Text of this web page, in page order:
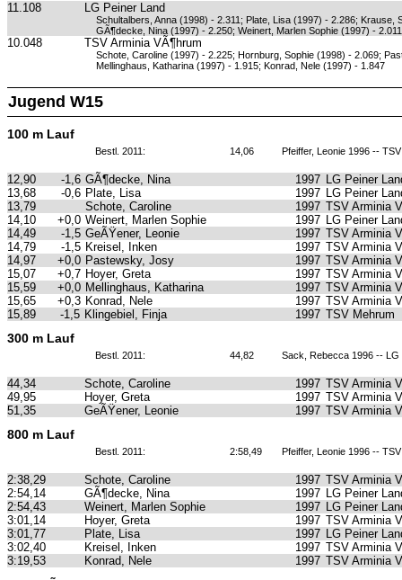
11.108 LG Peiner Land
Schultalbers, Anna (1998) - 2.311; Plate, Lisa (1997) - 2.286; Krause,
GÃ¶decke, Nina (1997) - 2.250; Weinert, Marlen Sophie (1997) - 2.011
10.048 TSV Arminia VÃ¶hrum
Schote, Caroline (1997) - 2.225; Hornburg, Sophie (1998) - 2.069;
Mellinghaus, Katharina (1997) - 1.915; Konrad, Nele (1997) - 1.847
Jugend W15
100 m Lauf
Bestl. 2011: 14,06 Pfeiffer, Leonie 1996 --
12,90 -1,6 GÃ¶decke, Nina 1997 LG Peiner
13,68
-0,6 Plate, Lisa 1997 LG Peiner
13,79
Schote, Caroline 1997 TSV Arminia
14,10
+0,0 Weinert, Marlen Sophie 1997 LG Peiner
14,49
-1,5 GeÃŸener, Leonie 1997 TSV Arminia
14,79
-1,5 Kreisel, Inken 1997 TSV Arminia
14,97
+0,0 Pastewsky, Josy 1997 TSV Arminia
15,07
+0,7 Hoyer, Greta 1997 TSV Arminia
15,59
+0,0 Mellinghaus, Katharina 1997 TSV Arminia
15,65
+0,3 Konrad, Nele 1997 TSV Arminia
15,89
-1,5 Klingebiel, Finja 1997 TSV Mehrum
300 m Lauf
Bestl. 2011: 44,82 Sack, Rebecca 1996 -- LG
44,34 Schote, Caroline 1997 TSV Arminia
49,95
Hoyer, Greta 1997 TSV Arminia
51,35
GeÃŸener, Leonie 1997 TSV Arminia
800 m Lauf
Bestl. 2011: 2:58,49 Pfeiffer, Leonie 1996 --
2:38,29 Schote, Caroline 1997 TSV Arminia
2:54,14
GÃ¶decke, Nina 1997 LG Peiner
2:54,43
Weinert, Marlen Sophie 1997 LG Peiner
3:01,14
Hoyer, Greta 1997 TSV Arminia
3:01,77
Plate, Lisa 1997 LG Peiner
3:02,40
Kreisel, Inken 1997 TSV Arminia
3:19,53
Konrad, Nele 1997 TSV Arminia